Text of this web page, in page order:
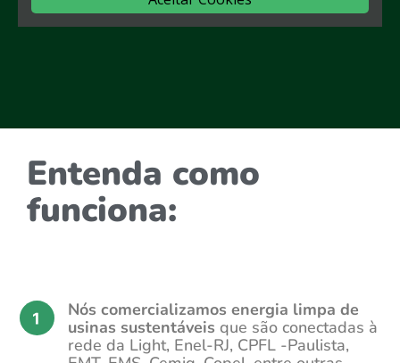
Entenda como
funciona:
Nós comercializamos energia limpa de
usinas sustentáveisque são conectadas à
rede da Light, Enel-RJ, CPFL -Paulista,